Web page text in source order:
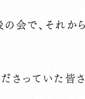
で、それから
さっていた皆